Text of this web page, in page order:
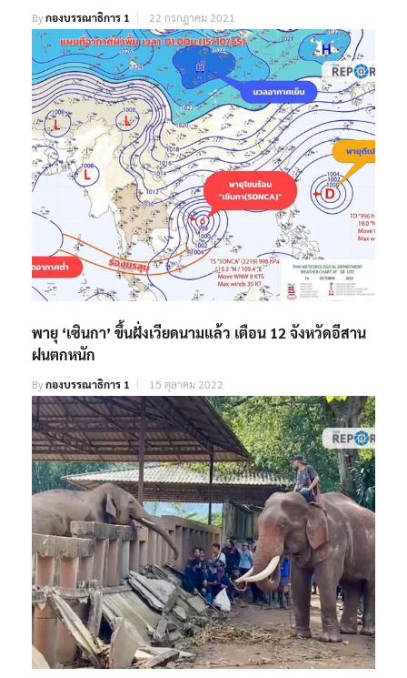
Byกองบรรณาธิการ 1 22 กรกฎาคม 2021
พายุ ‘เซินกา’ ขึ้นฝั่งเวียดนามแล้ว เตือน 12 จังหวัดอีสาน
ฝนตกหนัก
Byกองบรรณาธิการ 1 15 ตุลาคม 2022